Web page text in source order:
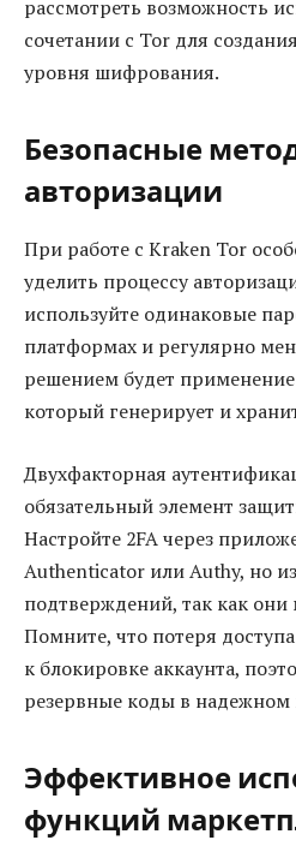
рассмотреть возможность
сочетании с Tor для
уровня шифрования.
Безопасные
авторизации
При работе с Kraken Tor
уделить процессу
используйте одинаковые
платформах и регулярно
решением будет
который генерирует и
Двухфакторная
обязательный элемент
Настройте 2FA через
Authenticator или Authy, но
подтверждений, так как они
Помните, что потеря
к блокировке аккаунта,
резервные коды в надежном
Эффективное
функций